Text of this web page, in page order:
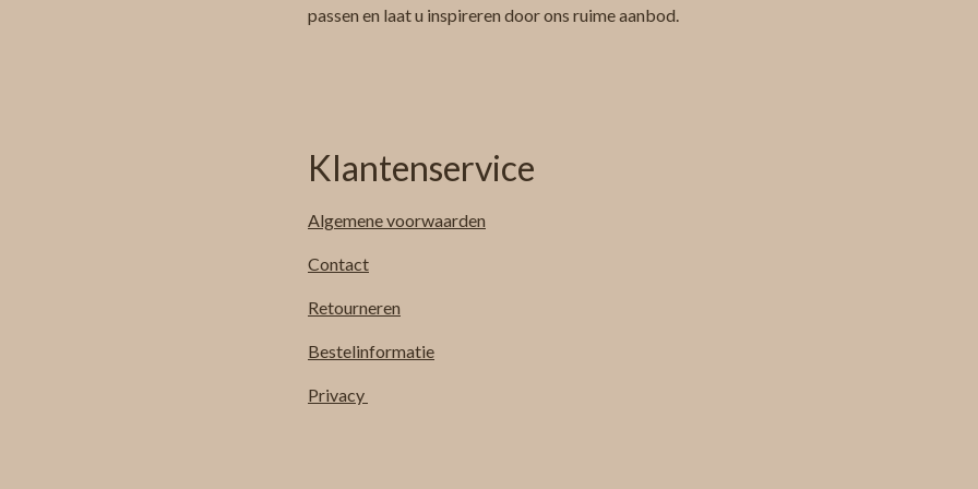
passen en laat u inspireren door ons ruime aanbod.
Klantenservice
Algemenevoorwaarden
Contact
Retourneren
Bestelinformatie
Privacy